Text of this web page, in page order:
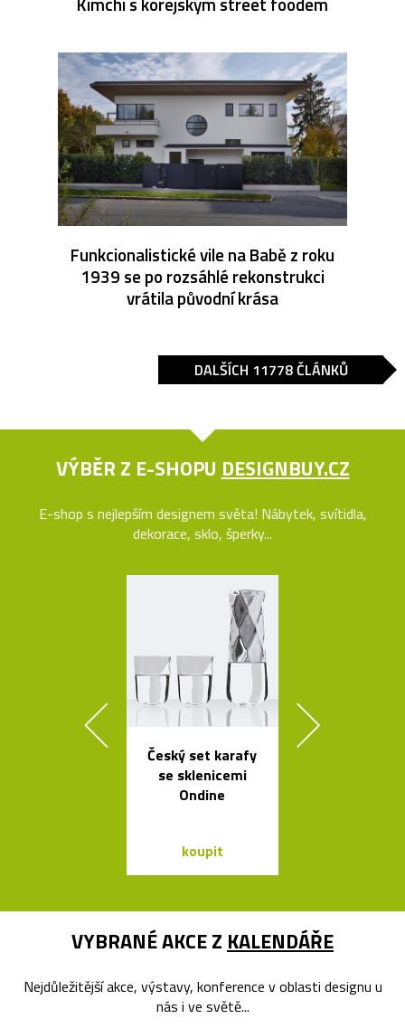
Funkcionalistické vile na Babě z roku
1939 se po rozsáhlé rekonstrukci
vrátila původní krása
DALŠÍCH 11778 ČLÁNKŮ
VÝBĚR Z E-SHOPU DESIGNBUY.CZ
E-shop s nejlepším designem světa! Nábytek, svítidla,
dekorace, sklo, šperky...
Český set karafy
se sklenicemi
Ondine
koupit
VYBRANÉ AKCE Z KALENDÁŘE
Nejdůležitější akce, výstavy, konference v oblasti designu u
nás i ve světě...